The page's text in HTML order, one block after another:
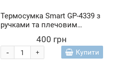
Термосумка Smart GP-4339 з
ручками та плечовим
на 15 л, Чорно-білий
400 грн
+
- Купити